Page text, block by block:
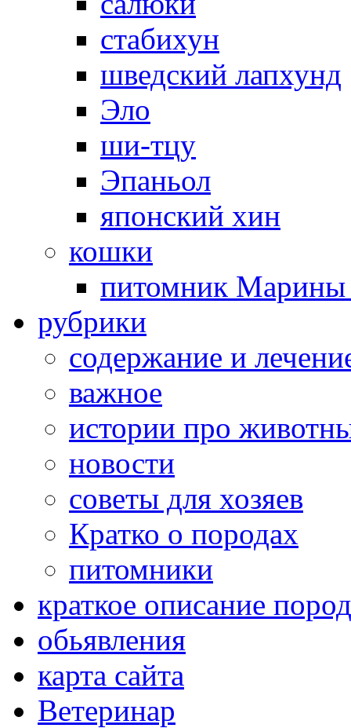
стабихун
шведский лапхунд
Эло
ши-тцу
Эпаньол
японский хин
кошки
питомник Марины
рубрики
cодержание и
важное
истории про
новости
советы для хозяев
Кратко о породах
питомники
краткое описание пород
обьявления
карта сайта
Ветеринар